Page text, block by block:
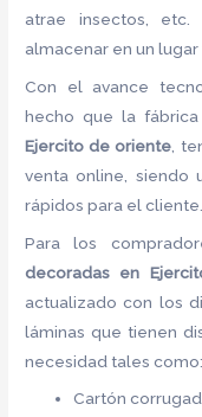
atrae insectos,
almacenar en un
Con el avance
hecho que la
Ejercito de oriente ,
venta online, siendo
rápidos para el cliente.
Para los
decoradas en
actualizado con los
láminas que tienen
necesidad tales como:
Cartón